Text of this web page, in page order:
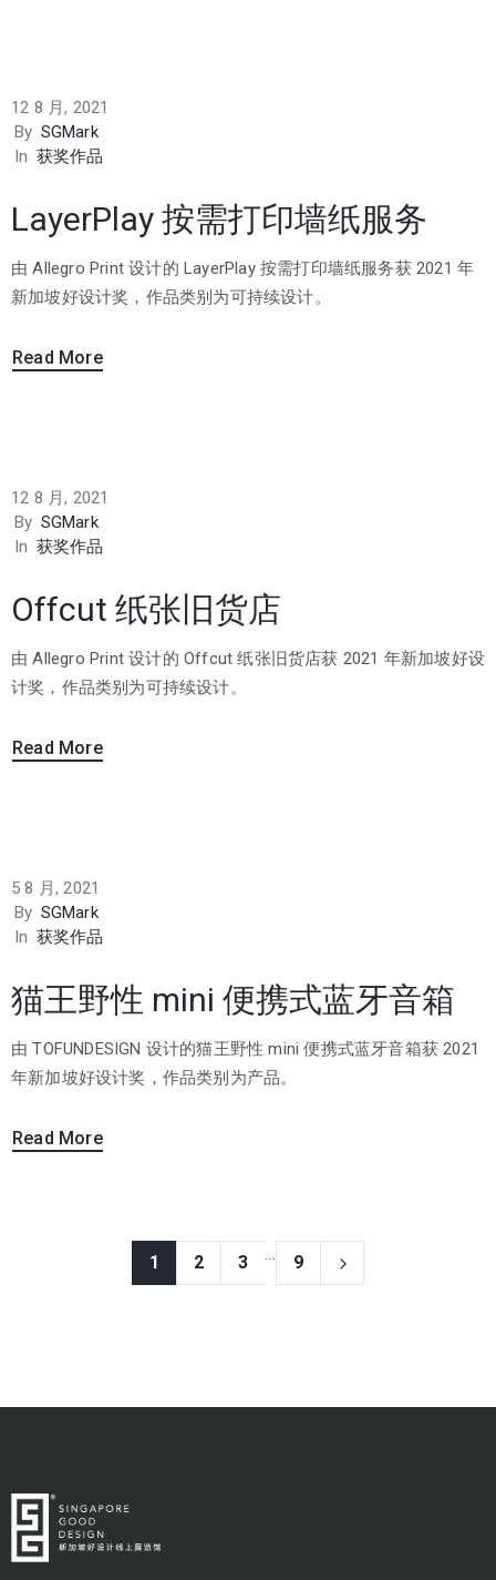
12 8 月, 2021
By SGMark
In 获奖作品
LayerPlay 按需打印墙纸服务
由 Allegro Print 设计的 LayerPlay 按需打印墙纸服务获 2021 年
新加坡好设计奖，作品类别为可持续设计。
Read More
12 8 月, 2021
By SGMark
In 获奖作品
Offcut 纸张旧货店
由 Allegro Print 设计的 Offcut 纸张旧货店获 2021 年新加坡好设
计奖，作品类别为可持续设计。
Read More
5 8 月, 2021
By SGMark
In 获奖作品
猫王野性 mini 便携式蓝牙音箱
由 TOFUNDESIGN 设计的猫王野性 mini 便携式蓝牙音箱获 2021
年新加坡好设计奖，作品类别为产品。
Read More
1 2 3 ... 9